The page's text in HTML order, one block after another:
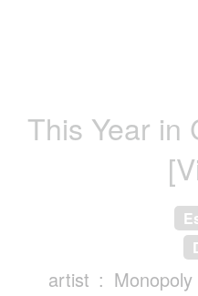
This Year in
artist